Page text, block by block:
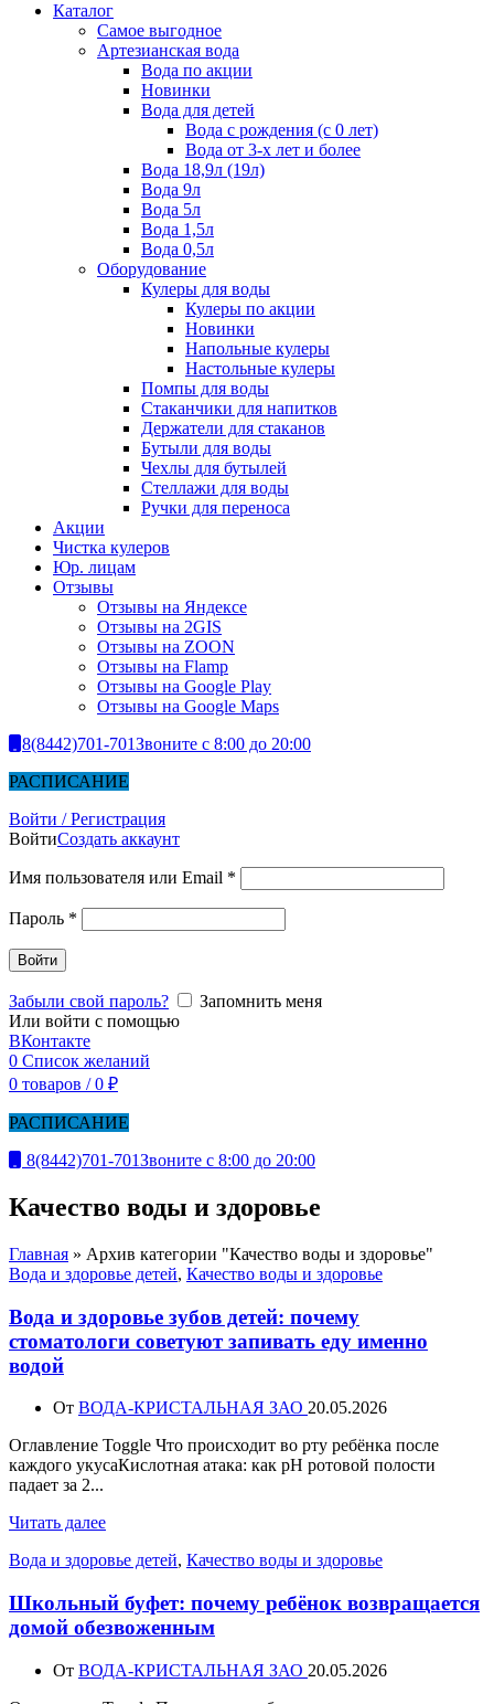
Каталог
Самое выгодное
Артезианская вода
Вода по акции
Новинки
Вода для детей
Вода с рождения (с 0 лет)
Вода от 3-х лет и более
Вода 18,9л (19л)
Вода 9л
Вода 5л
Вода 1,5л
Вода 0,5л
Оборудование
Кулеры для воды
Кулеры по акции
Новинки
Напольные кулеры
Настольные кулеры
Помпы для воды
Стаканчики для напитков
Держатели для стаканов
Бутыли для воды
Чехлы для бутылей
Стеллажи для воды
Ручки для переноса
Акции
Чистка кулеров
Юр. лицам
Отзывы
Отзывы на Яндексе
Отзывы на 2GIS
Отзывы на ZOON
Отзывы на Flamp
Отзывы на Google Play
Отзывы на Google Maps
8(8442)701-701Звоните с 8:00 до 20:00
РАСПИСАНИЕ
Войти / Регистрация
ВойтиСоздать аккаунт
Имя пользователя или Email *
Пароль *
Войти
Забыли свой пароль?
Запомнить меня
Или войти с помощью
ВКонтакте
0 Список желаний
0 товаров / 0 ₽
РАСПИСАНИЕ
8(8442)701-701Звоните с 8:00 до 20:00
Качество воды и здоровье
Главная » Архив категории "Качество воды и здоровье"
Вода и здоровье детей, Качество воды и здоровье
Вода и здоровье зубов детей: почему
стоматологи советуют запивать еду именно
водой
От ВОДА-КРИСТАЛЬНАЯ ЗАО 20.05.2026
Оглавление Toggle Что происходит во рту ребёнка после
каждого укусаКислотная атака: как pH ротовой полости
падает за 2...
Читать далее
Вода и здоровье детей, Качество воды и здоровье
Школьный буфет: почему ребёнок возвращается
домой обезвоженным
От ВОДА-КРИСТАЛЬНАЯ ЗАО 20.05.2026